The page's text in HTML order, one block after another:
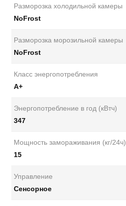
Разморозка холодильной камеры
NoFrost
Разморозка морозильной камеры
NoFrost
Класс энергопотребления
А+
Энергопотребление в год (кВтч)
347
Мощность замораживания (кг/24ч)
15
Управление
Сенсорное